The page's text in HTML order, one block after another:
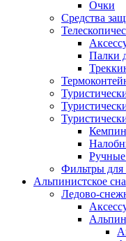
Очки
Средства
Палки
Фильтры для
Альпинистское
Ледово-